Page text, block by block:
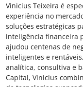
Vinicius Teixeira é
experiência no
soluções estratégicas
inteligência financeira
ajudou centenas de
inteligentes e
analítica, consultiva e
Capital, Vinicius